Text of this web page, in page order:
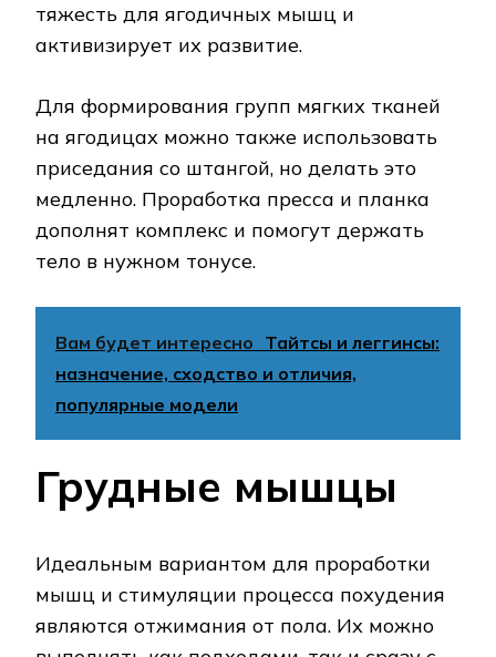
тяжесть для ягодичных мышц и
активизирует их развитие.
Для формирования групп мягких тканей
на ягодицах можно также использовать
приседания со штангой, но делать это
медленно. Проработка пресса и планка
дополнят комплекс и помогут держать
тело в нужном тонусе.
Вам будет интересно Тайтсы и леггинсы:
назначение, сходство и отличия,
популярные модели
Грудные мышцы
Идеальным вариантом для проработки
мышц и стимуляции процесса похудения
являются отжимания от пола. Их можно